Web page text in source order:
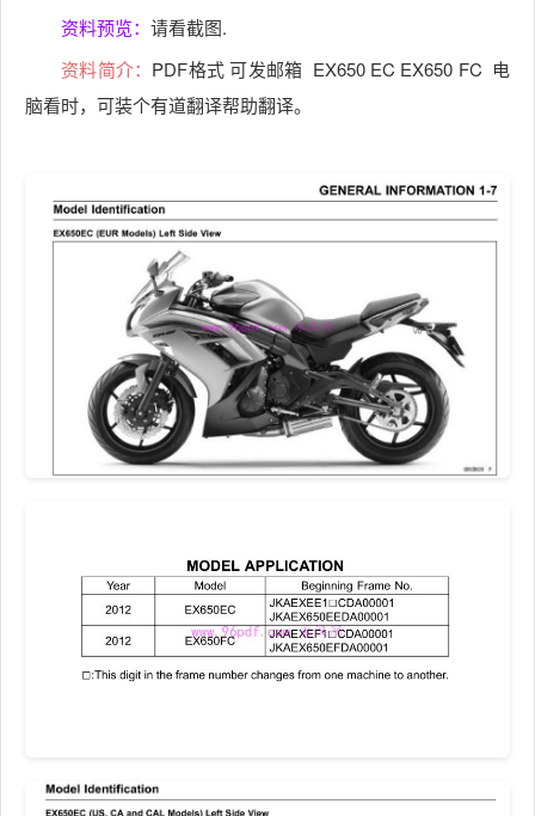
资料预览： 请看截图.
资料简介： PDF格式 可发邮箱 EX650 EC EX650 FC 电
脑看时，可装个有道翻译帮助翻译。